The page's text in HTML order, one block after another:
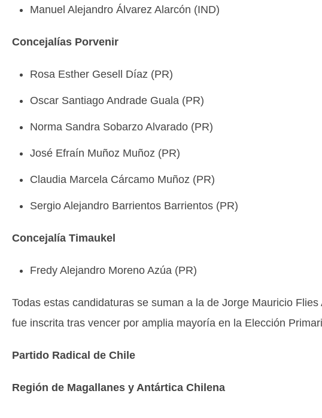
Manuel Alejandro Álvarez Alarcón (IND)
Concejalías Porvenir
Rosa Esther Gesell Díaz (PR)
Oscar Santiago Andrade Guala (PR)
Norma Sandra Sobarzo Alvarado (PR)
José Efraín Muñoz Muñoz (PR)
Claudia Marcela Cárcamo Muñoz (PR)
Sergio Alejandro Barrientos Barrientos (PR)
Concejalía Timaukel
Fredy Alejandro Moreno Azúa (PR)
Todas estas candidaturas se suman a la de Jorge Mauricio
fue inscrita tras vencer por amplia mayoría en la Elección
Partido Radical de Chile
Región de Magallanes y Antártica Chilena